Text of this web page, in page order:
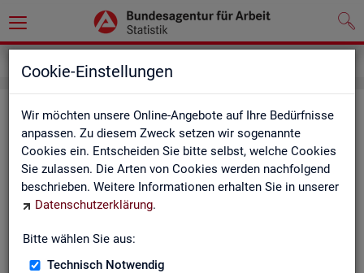
Cookie-Einstellungen
Wir möchten unsere Online-Angebote auf Ihre Bedürfnisse
anpassen. Zu diesem Zweck setzen wir sogenannte
Cookies ein. Entscheiden Sie bitte selbst, welche Cookies
Sie zulassen. Die Arten von Cookies werden nachfolgend
beschrieben. Weitere Informationen erhalten Sie in unserer
Datenschutzerklärung.
Bitte wählen Sie aus:
Technisch Notwendig
Wei­te­re Sta­tis­tik­an­ge­bo­te
Hier er­hal­ten Sie eine Aus­wahl wei­te­rer Sta­tis­tik­an­ge­bo­te an­
de­rer In­sti­tu­tio­nen: